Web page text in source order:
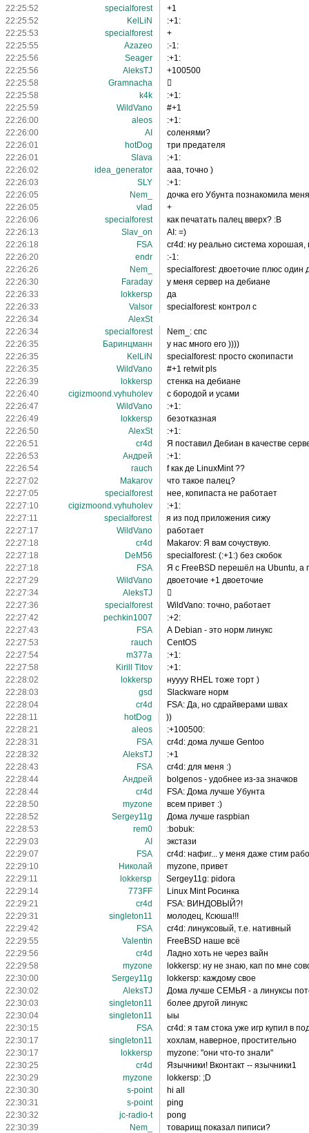
22:25:52
specialforest
+1
22:25:52
KelLiN
:+1:
22:25:53
specialforest
+
22:25:55
Azazeo
:-1:
22:25:56
Seager
:+1:
22:25:56
AleksTJ
+100500
22:25:58
Gramnacha
﷯
22:25:58
k4k
:+1:
22:25:59
WildVano
#+1
22:26:00
aleos
:+1:
22:26:00
AI
соленями?
22:26:01
hotDog
три предателя
22:26:01
Slava
:+1:
22:26:02
idea_generator
ааа, точно )
22:26:03
SLY
:+1:
22:26:05
Nem_
дочка его Убунта познакомила
22:26:05
vlad
+
22:26:06
specialforest
как печатать палец вверх? :В
22:26:13
Slav_on
AI: =)
22:26:18
FSA
cr4d: ну реально система
22:26:20
endr
:-1:
22:26:26
Nem_
specialforest: двоеточие плюс один
22:26:30
Faraday
у меня сервер на дебиане
22:26:33
lokkersp
да
22:26:33
Valsor
specialforest: контрол с
22:26:34
AlexSt
22:26:34
specialforest
Nem_: спс
22:26:35
Баринцманн
у нас много его ))))
22:26:35
KelLiN
specialforest: просто скопипасти
22:26:35
WildVano
#+1 retwit pls
22:26:39
lokkersp
стенка на дебиане
22:26:40
cigizmoond.vyhuholev
с бородой и усами
22:26:47
WildVano
:+1:
22:26:49
lokkersp
безотказная
22:26:50
AlexSt
:+1:
22:26:51
cr4d
Я поставил Дебиан в качестве
22:26:53
Андрей
:+1:
22:26:54
rauch
f как де LinuxMint ??
22:27:02
Makarov
что такое палец?
22:27:05
specialforest
нее, копипаста не работает
22:27:10
cigizmoond.vyhuholev
:+1:
22:27:11
specialforest
я из под приложения сижу
22:27:17
WildVano
работает
22:27:18
cr4d
Makarov: Я вам сочуствую.
22:27:18
DeM56
specialforest: (:+1:) без скобок
22:27:18
FSA
Я с FreeBSD перешёл на Ubuntu, а
22:27:29
WildVano
двоеточие +1 двоеточие
22:27:34
AleksTJ
﷯
22:27:36
specialforest
WildVano: точно, работает
22:27:42
pechkin1007
:+2:
22:27:43
FSA
А Debian - это норм линукс
22:27:53
rauch
CentOS
22:27:54
m377a
:+1:
22:27:58
Kirill Titov
:+1:
22:28:02
lokkersp
нуууу RHEL тоже торт )
22:28:03
gsd
Slackware норм
22:28:04
cr4d
FSA: Да, но сдрайверами швах
22:28:11
hotDog
))
22:28:21
aleos
:+100500:
22:28:31
FSA
cr4d: дома лучше Gentoo
22:28:32
AleksTJ
:+1
22:28:43
FSA
cr4d: для меня :)
22:28:44
Андрей
bolgenos - удобнее из-за значков
22:28:44
cr4d
FSA: Дома лучше Убунта
22:28:50
myzone
всем привет :)
22:28:52
Sergey11g
Дома лучше raspbian
22:28:53
rem0
:bobuk:
22:29:03
AI
экстази
22:29:07
FSA
cr4d: нафиг... у меня даже стим
22:29:10
Николай
myzone, привет
22:29:11
lokkersp
Sergey11g: pidora
22:29:14
773FF
Linux Mint Росинка
22:29:21
cr4d
FSA: ВИНДОВЫЙ?!
22:29:31
singleton11
молодец, Ксюша!!!
22:29:42
FSA
cr4d: линуксовый, т.е. нативный
22:29:55
Valentin
FreeBSD наше всё
22:29:56
cr4d
Ладно хоть не через вайн
22:29:58
myzone
lokkersp: ну не знаю, кап по мне
22:30:00
Sergey11g
lokkersp: каждому свое
22:30:02
AleksTJ
Дома лучше СЕМЬЯ - а линуксы
22:30:03
singleton11
более другой линукс
22:30:04
singleton11
ыы
22:30:15
FSA
cr4d: я там стока уже игр купил в
22:30:17
singleton11
хохлам, наверное, простительно
22:30:17
lokkersp
myzone: "они что-то знали"
22:30:25
cr4d
Язычники! Вконтакт -- язычники1
22:30:29
myzone
lokkersp: ;D
22:30:30
s-point
hi all
22:30:31
s-point
ping
22:30:32
jc-radio-t
pong
22:30:39
Nem_
товарищ показал пиписи?